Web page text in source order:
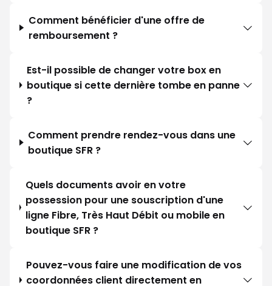
Comment bénéficier d'une offre de
remboursement ?
Est-il possible de changer votre box en
boutique si cette dernière tombe en panne
?
Comment prendre rendez-vous dans une
boutique SFR ?
Quels documents avoir en votre
possession pour une souscription d'une
ligne Fibre, Très Haut Débit ou mobile en
boutique SFR ?
Pouvez-vous faire une modification de vos
coordonnées client directement en